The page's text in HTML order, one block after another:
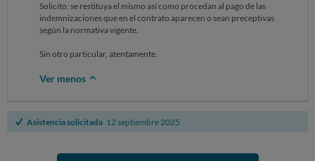
Solicito: se restituya el mismo así como procedan al pago de las
indemnizaciones que en el contrato aparecen o sean preceptivas
según la normativa vigente.
Sin otro particular, atentamente.
Ver menos
Asistencia solicitada 12 septiembre 2025